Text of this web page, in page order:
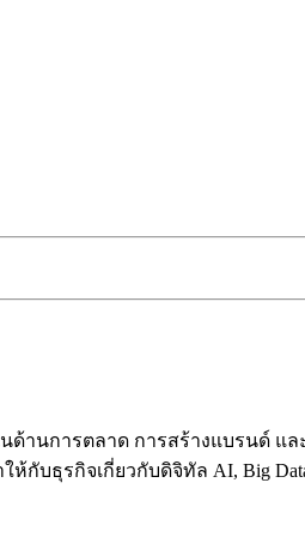
ด้านการตลาด การสร้างแบรนด์ แ
กับธุรกิจเกี่ยวกับดิจิทัล AI, Big